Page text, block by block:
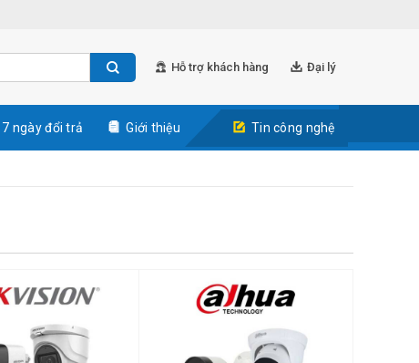
Hỗ trợ khách hàng Đại lý
7 ngày đổi trả Giới thiệu Tin công nghệ